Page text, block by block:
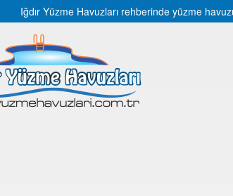
Iğdır Yüzme Havuzları rehberinde yüzme